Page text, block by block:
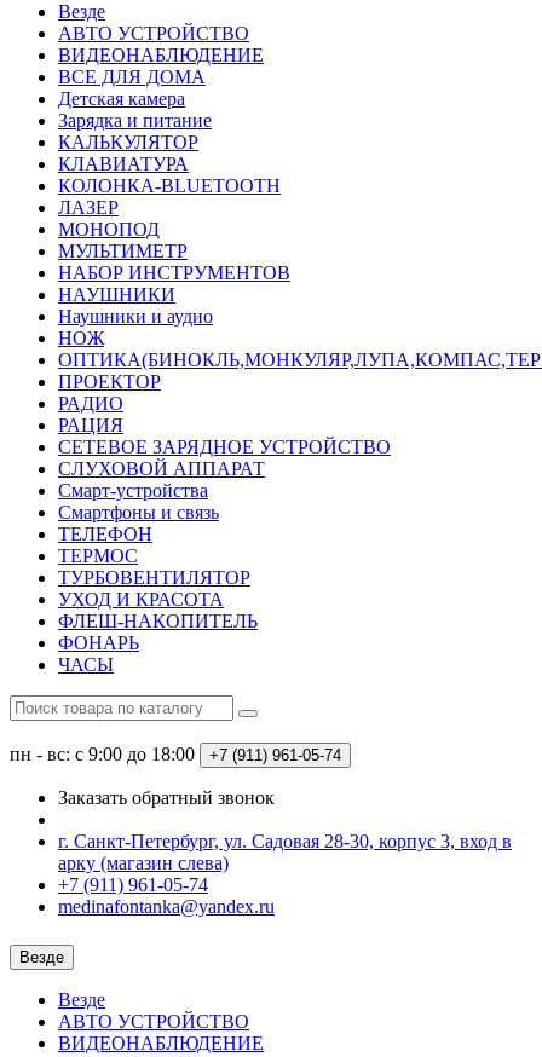
Везде
АВТО УСТРОЙСТВО
ВИДЕОНАБЛЮДЕНИЕ
ВСЕ ДЛЯ ДОМА
Детская камера
Зарядка и питание
КАЛЬКУЛЯТОР
КЛАВИАТУРА
КОЛОНКА-BLUETOOTH
ЛАЗЕР
МОНОПОД
МУЛЬТИМЕТР
НАБОР ИНСТРУМЕНТОВ
НАУШНИКИ
Наушники и аудио
НОЖ
ПРОЕКТОР
РАДИО
РАЦИЯ
СЕТЕВОЕ ЗАРЯДНОЕ УСТРОЙСТВО
СЛУХОВОЙ АППАРАТ
Смарт-устройства
Смартфоны и связь
ТЕЛЕФОН
ТЕРМОС
ТУРБОВЕНТИЛЯТОР
УХОД И КРАСОТА
ФЛЕШ-НАКОПИТЕЛЬ
ФОНАРЬ
ЧАСЫ
пн - вс: с 9:00 до 18:00 +7 (911) 961-05-74
Заказать обратный звонок
г. Санкт-Петербург, ул. Садовая 28-30, корпус 3, вход в
арку (магазин слева)
+7 (911) 961-05-74
medinafontanka@yandex.ru
Везде
Везде
АВТО УСТРОЙСТВО
ВИДЕОНАБЛЮДЕНИЕ